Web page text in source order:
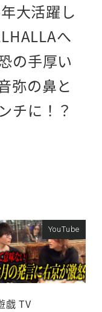
大活躍し
へ
の手厚い
弥の鼻と
チに！？
YouTube
戯 TV